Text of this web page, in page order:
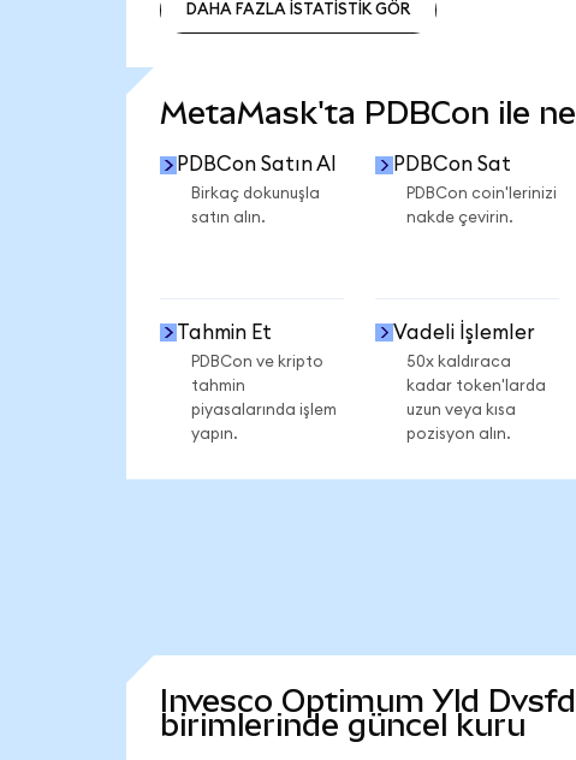
DAHA FAZLA İSTATİSTİK GÖR
MetaMask'ta PDBCon ile
PDBCon Satın Al
Birkaç dokunuşla
satın alın.
PDBCon Sat
PDBCon coin'lerinizi
nakde çevirin.
Tahmin Et
PDBCon ve kripto
tahmin
piyasalarında işlem
yapın.
Vadeli İşlemler
50x kaldıraca
kadar token'larda
uzun veya kısa
pozisyon alın.
Invesco Optimum Yld
birimlerinde güncel kuru